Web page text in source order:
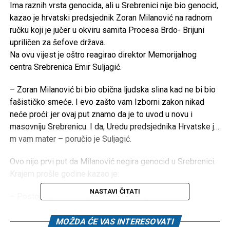
Ima raznih vrsta genocida, ali u Srebrenici nije bio genocid,
kazao je hrvatski predsjednik Zoran Milanović na radnom
ručku koji je jučer u okviru samita Procesa Brdo- Brijuni
upriličen za šefove država.
Na ovu vijest je oštro reagirao direktor Memorijalnog
centra Srebrenica Emir Suljagić.
– Zoran Milanović bi bio obična ljudska slina kad ne bi bio
fašističko smeće. I evo zašto vam Izborni zakon nikad
neće proći: jer ovaj put znamo da je to uvod u novu i
masovniju Srebrenicu. I da, Uredu predsjednika Hrvatske j…
m vam mater – poručio je Suljagić.
Ovo nije prvi put da Milanović negira genocid u Srebrenici.
– Postoje genocidi i genocidi, postoji genocid nad
Srebrenici, odnosno jedan događaj je definiran kao
NASTAVI ČITATI
MOŽDA ĆE VAS INTERESOVATI